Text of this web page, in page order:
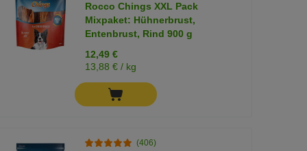
Rocco Chings XXL Pack
Mixpaket: Hühnerbrust,
Entenbrust, Rind 900 g
12,49 €
13,88 € / kg
(406)